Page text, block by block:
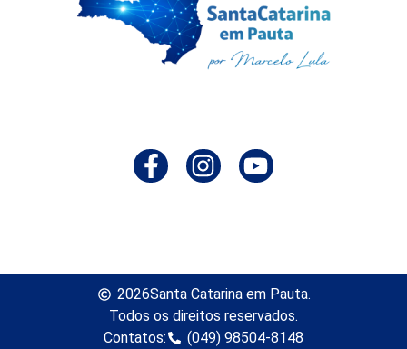
2026Santa Catarina em Pauta.
Todos os direitos reservados.
Contatos:
(049) 98504-8148